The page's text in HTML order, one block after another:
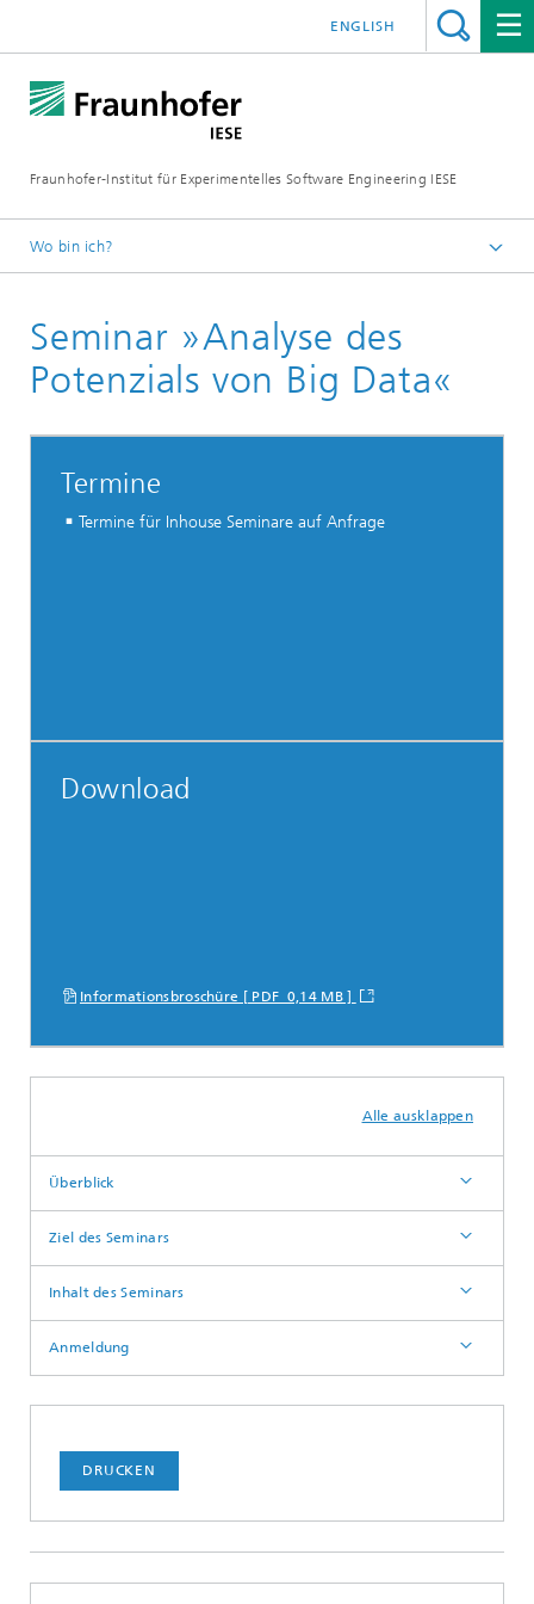
Fraunhofer-Institut für Experimentelles Software Engineering IESE
ENGLISH
Wo bin ich?
Seminare
Seminar »Analyse des
Potenzials von Big Data«
Termine
Termine für Inhouse Seminare auf Anfrage
Download
Informationsbroschüre [ PDF 0,14 MB ]
Alle ausklappen
Überblick
Ziel des Seminars
Inhalt des Seminars
Anmeldung
DRUCKEN